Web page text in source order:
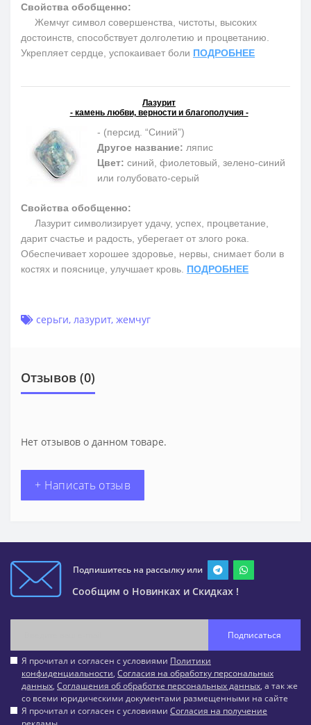
Свойства обобщенно:
Жемчуг символ совершенства, чистоты, высоких
достоинств, способствует долголетию и процветанию.
Укрепляет сердце, успокаивает боли ПОДРОБНЕЕ
Лазурит
- камень любви, верности и благополучия -
- (персид. “Синий”)
Другое название: ляпис
Цвет: синий, фиолетовый, зелено-синий
или голубовато-серый
Свойства обобщенно:
Лазурит символизирует удачу, успех, процветание,
дарит счастье и радость, уберегает от злого рока.
Обеспечивает хорошее здоровье, нервы, снимает боли в
костях и пояснице, улучшает кровь. ПОДРОБНЕЕ
серьги, лазурит, жемчуг
Отзывов (0)
Нет отзывов о данном товаре.
+ Написать отзыв
Подпишитесь на рассылку или
Сообщим о Новинках и Скидках !
Подписаться
Я прочитал и согласен с условиями Политики
конфиденциальности, Согласия на обработку персональных
данных, Соглашения об обработке персональных данных, а так же
со всеми юридическими документами размещенными на сайте
Я прочитал и согласен с условиями Согласия на получение